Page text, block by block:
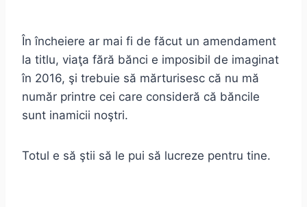
În încheiere ar mai fi de făcut un amendament
la titlu, viaţa fără bănci e imposibil de imaginat
în 2016, şi trebuie să mărturisesc că nu mă
număr printre cei care consideră că băncile
sunt inamicii noştri.
Totul e să ştii să le pui să lucreze pentru tine.